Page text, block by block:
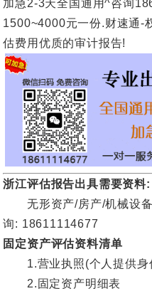
加急2-3天全国通用^咨询
1500~4000元一份.财速通-
估费用优质的审计报告!
浙江评估报告出具需要资料:
无形资产/房产/机械设备/
询: 18611114677
固定资产评估资料清单
1.营业执照(个人提供身
2.固定资产明细表